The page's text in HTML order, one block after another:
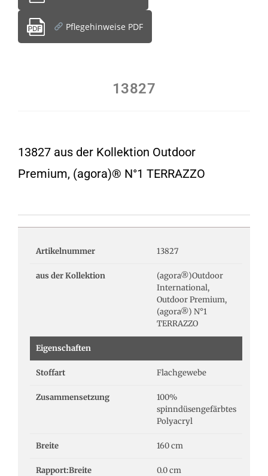
Pflegehinweise PDF
13827
13827 aus der Kollektion Outdoor
Premium, (agora)® N°1 TERRAZZO
Artikelnummer 13827
aus der Kollektion
(agora®)Outdoor
International,
Outdoor Premium,
(agora®) N°1
TERRAZZO
Eigenschaften
Stoffart Flachgewebe
Zusammensetzung
100%
spinndüsengefärbtes
Polyacryl
Breite 160 cm
Rapport:Breite 0.0 cm